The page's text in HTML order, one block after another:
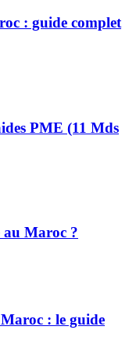
: guide complet
PME (11 Mds
Maroc ?
: le guide